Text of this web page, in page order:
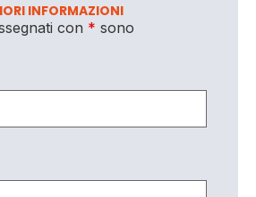
INFORMAZIONI
con * sono